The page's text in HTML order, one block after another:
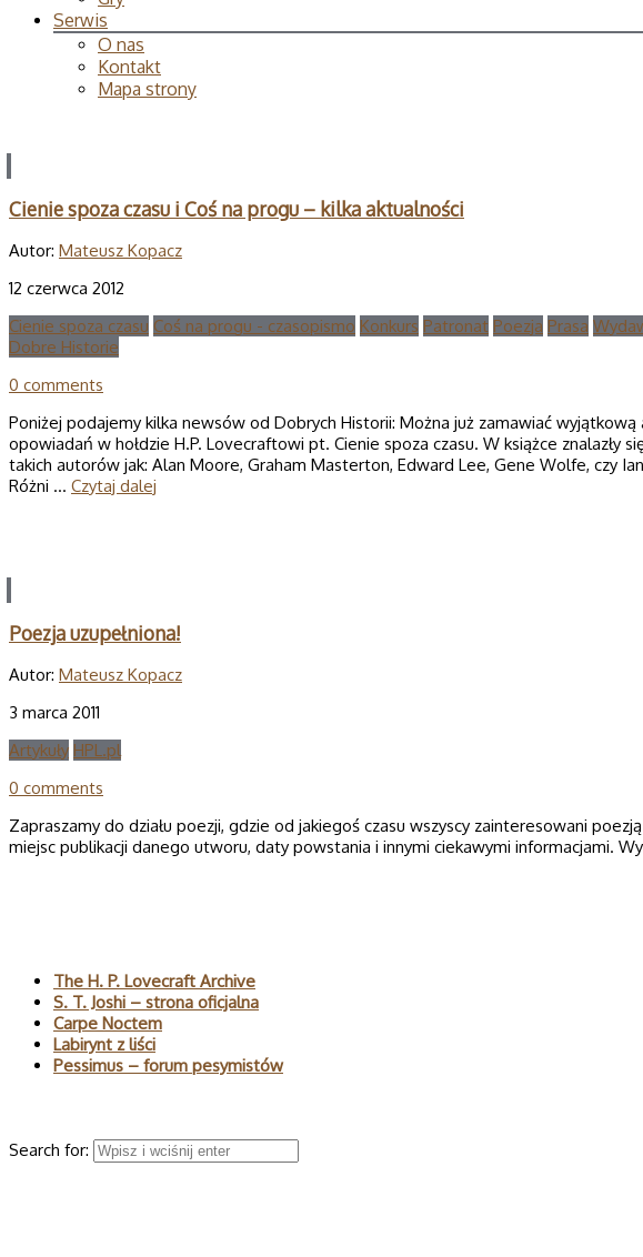
Serwis
O nas
Kontakt
Mapa strony
Cienie spoza czasu i Coś na progu – kilka aktualności
Autor: Mateusz Kopacz
12 czerwca 2012
Cienie spoza czasu Coś na progu - czasopismo Konkurs Patronat Poezja Prasa
Dobre Historie
0 comments
Poniżej podajemy kilka newsów od Dobrych Historii: Można już zamawiać
opowiadań w hołdzie H.P. Lovecraftowi pt. Cienie spoza czasu. W książce znalazły
takich autorów jak: Alan Moore, Graham Masterton, Edward Lee, Gene Wolfe, czy
Różni … Czytaj dalej
Poezja uzupełniona!
Autor: Mateusz Kopacz
3 marca 2011
Artykuły HPL.pl
0 comments
Zapraszamy do działu poezji, gdzie od jakiegoś czasu wszyscy zainteresowani
miejsc publikacji danego utworu, daty powstania i innymi ciekawymi informacjami.
The H. P. Lovecraft Archive
S. T. Joshi – strona oficjalna
Carpe Noctem
Labirynt z liści
Pessimus – forum pesymistów
Search for: